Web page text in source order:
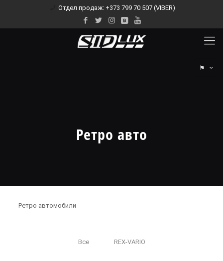
Отдел продаж: +373 799 70 507 (VIBER)
⚑
Ретро авто
Ретро автомобили
Все REX-VARIO